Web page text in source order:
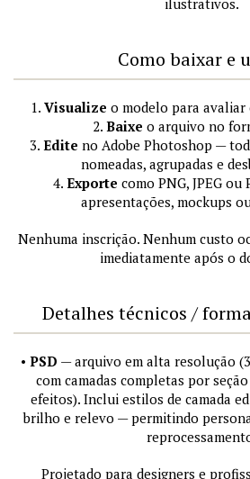
ilustrativos.
Como baixar e
1. Visualize o modelo para
2. Baixe o arquivo no
3. Edite no Adobe Photoshop —
nomeadas, agrupadas e
4. Exporte como PNG, JPEG ou
apresentações, mockups
Nenhuma inscrição. Nenhum custo
imediatamente após o
Detalhes técnicos /
• PSD — arquivo em alta resolução
com camadas completas por
efeitos). Inclui estilos de camada
brilho e relevo — permitindo
Projetado para designers e